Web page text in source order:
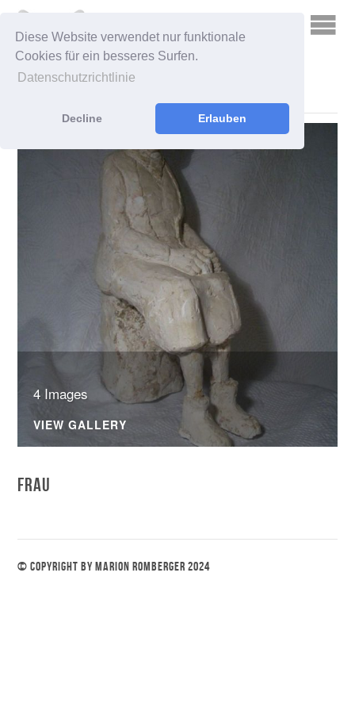
Diese Website verwendet nur funktionale
Cookies für ein besseres Surfen.
Datenschutzrichtlinie
Decline Erlauben
4 Images
VIEW GALLERY
FRAU
© COPYRIGHT BY MARION ROMBERGER 2024